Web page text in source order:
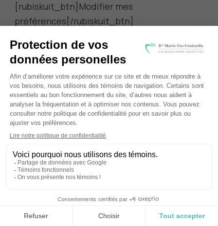
[rubiskuit_btn]Modifier mes
préférences[/rubiskuit_btn]
Adresse
920 Bd Saint-Joseph, Gatineau, QC J8Z 1S9
Contact
819 777-6061Fax819 777-2768
info@dentistesgatineauhull.com
11h00 à 17h00
Mardi
8h00 à 16h30